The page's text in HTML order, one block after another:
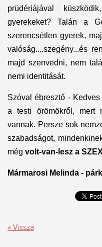
prüdériájával
gyerekeket? Talán a
szerencsétlen gyerek,
valóság....szegény...és
majd szenvedni, nem
nemi identitását.
Szóval ébresztő -
a testi örömökről, mert
vannak. Persze sok
szabadságot,
még volt-van-lesz a
Mármarosi Melinda -
« Vissza